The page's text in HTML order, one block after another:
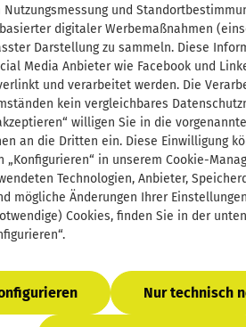
Kündigung
widerrufen
Produkt
Code einlösen
- E-Book für Ihr
zzgl.Versandkosten und ggf.
und
digitaler Werbemaßnahmen
Darstellung zu sammeln. Diese
Media Anbieter wie Facebook und
und verarbeitet werden. Die
kein vergleichbares
willigen Sie in die
an die Dritten ein. Diese Einwilligung
in unserem Cookie-
Technologien, Anbieter,
mögliche Änderungen Ihrer
Cookies, finden Sie in der
Nur technisch